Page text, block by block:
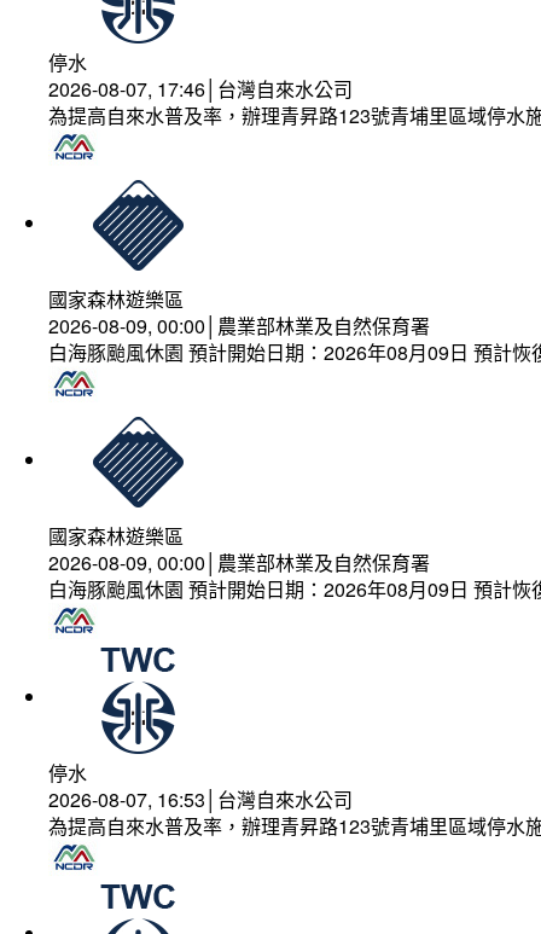
停水
2026-08-07, 17:46│台灣自來水公司
為提高自來水普及率，辦理青昇路123號青埔里區域停水
國家森林遊樂區
2026-08-09, 00:00│農業部林業及自然保育署
白海豚颱風休園 預計開始日期：2026年08月09日 預計
國家森林遊樂區
2026-08-09, 00:00│農業部林業及自然保育署
白海豚颱風休園 預計開始日期：2026年08月09日 預計
停水
2026-08-07, 16:53│台灣自來水公司
為提高自來水普及率，辦理青昇路123號青埔里區域停水